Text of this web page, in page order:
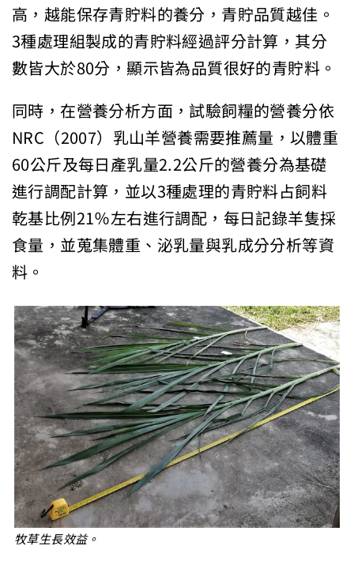
高，越能保存青貯料的養分，青貯品質越佳。
3種處理組製成的青貯料經過評分計算，其分
數皆大於80分，顯示皆為品質很好的青貯料。
同時，在營養分析方面，試驗飼糧的營養分依
NRC（2007）乳山羊營養需要推薦量，以體重
60公斤及每日產乳量2.2公斤的營養分為基礎
進行調配計算，並以3種處理的青貯料占飼料
乾基比例21％左右進行調配，每日記錄羊隻採
食量，並蒐集體重、泌乳量與乳成分分析等資
料。
牧草生長效益。